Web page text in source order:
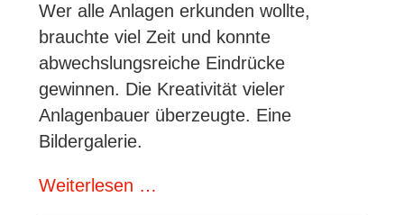
Wer alle Anlagen erkunden wollte,
brauchte viel Zeit und konnte
abwechslungsreiche Eindrücke
gewinnen. Die Kreativität vieler
Anlagenbauer überzeugte. Eine
Bildergalerie.
Weiterlesen …